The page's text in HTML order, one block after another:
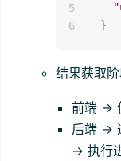
}
5
6
结果获取
前端 →
后端 →
→ 执行